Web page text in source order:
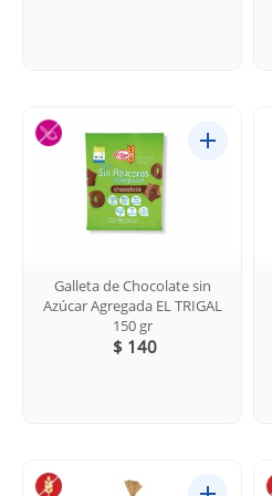
Galleta de Chocolate sin
Azúcar Agregada EL TRIGAL
150 gr
$ 140